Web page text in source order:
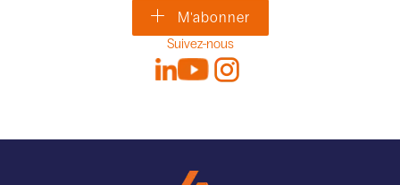
M'abonner
Suivez-nous